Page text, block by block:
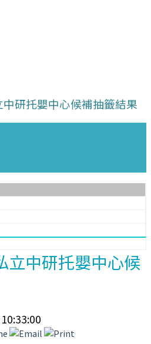
中研托嬰中心候補抽籤結果
立中研托嬰中心候